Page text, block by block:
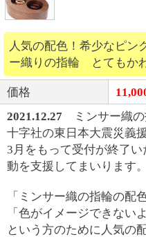
人気の配色！希少なピン
ー織りの指輪 とてもか
価格
2021.12.27 ミンサー織の
十字社の東日本大震災義
3月をもって受付が終了
動を支援してまいります。
「ミンサー織の指輪の配
「色がイメージできないよ
という方のために人気の